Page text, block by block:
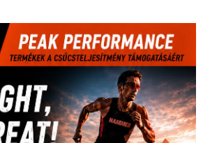
(138)karate(168)kickbox(204)
(448)Lewis Hamilton(168) magyar
Mercedes (244)motorsport(153)Opel
(122)Rendezvény(142)rio
Sportime Magazin(128) szabadidősport
tenisz(416)táplálkozás(155)utazás
(162)Világkupa(129)vitorlázás
(197) Érdi Mária(130)életmód(416)